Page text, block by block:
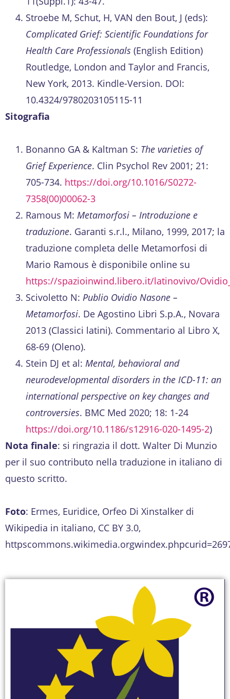
Stroebe M, Schut, H, VAN den Bout, J (eds):
Complicated Grief: Scientific Foundations for
Health Care Professionals (English Edition)
Routledge, London and Taylor and Francis,
New York, 2013. Kindle-Version. DOI:
10.4324/9780203105115-11
Sitografia
Bonanno GA & Kaltman S: The varieties of
Grief Experience. Clin Psychol Rev 2001; 21:
705-734. https://doi.org/10.1016/S0272-
7358(00)00062-3
Ramous M: Metamorfosi – Introduzione e
traduzione. Garanti s.r.l., Milano, 1999, 2017; la
traduzione completa delle Metamorfosi di
Mario Ramous è disponibile online su
https://spazioinwind.libero.it/latinovivo/
Scivoletto N: Publio Ovidio Nasone –
Metamorfosi. De Agostino Libri S.p.A., Novara
2013 (Classici latini). Commentario al Libro X,
68-69 (Oleno).
Stein DJ et al: Mental, behavioral and
neurodevelopmental disorders in the ICD-11: an
international perspective on key changes and
controversies. BMC Med 2020; 18: 1-24
https://doi.org/10.1186/s12916-020-1495-2)
Nota finale: si ringrazia il dott. Walter Di Munzio
per il suo contributo nella traduzione in italiano di
questo scritto.
Foto: Ermes, Euridice, Orfeo Di Xinstalker di
Wikipedia in italiano, CC BY 3.0,